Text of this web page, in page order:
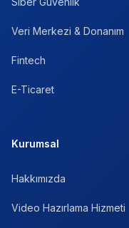
Veri Merkezi & Donanım
Fintech
E-Ticaret
Kurumsal
Hakkımızda
Video Hazırlama Hizmeti